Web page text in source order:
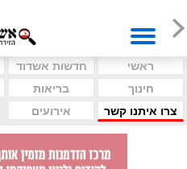
ראשי חדשות אשדוד
חינוך
בריאות
צרו איתנו קשר
אירועים